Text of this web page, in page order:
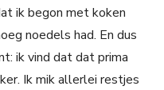
ik begon met koken
noedels had. En dus
ik vind dat dat prima
Ik mik allerlei restjes